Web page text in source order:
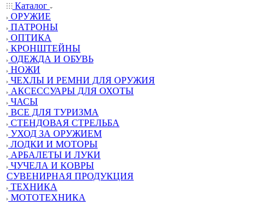
Каталог
ОРУЖИЕ
ПАТРОНЫ
ОПТИКА
КРОНШТЕЙНЫ
ОДЕЖДА И ОБУВЬ
НОЖИ
ЧЕХЛЫ И РЕМНИ ДЛЯ ОРУЖИЯ
АКСЕССУАРЫ ДЛЯ ОХОТЫ
ЧАСЫ
ВСЕ ДЛЯ ТУРИЗМА
СТЕНДОВАЯ СТРЕЛЬБА
УХОД ЗА ОРУЖИЕМ
ЛОДКИ И МОТОРЫ
АРБАЛЕТЫ И ЛУКИ
ЧУЧЕЛА И КОВРЫ
СУВЕНИРНАЯ ПРОДУКЦИЯ
ТЕХНИКА
МОТОТЕХНИКА